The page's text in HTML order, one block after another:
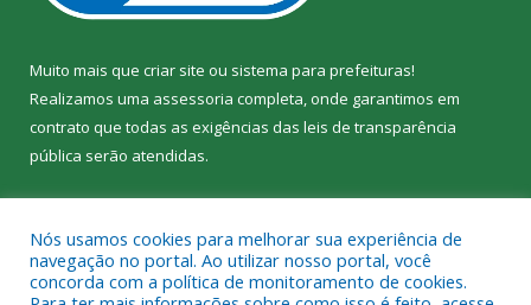
Muito mais que criar site ou sistema para prefeituras!
Realizamos uma assessoria completa, onde garantimos em
contrato que todas as exigências das leis de transparência
pública serão atendidas.
Nós usamos cookies para melhorar sua experiência de
navegação no portal. Ao utilizar nosso portal, você
concorda com a política de monitoramento de cookies.